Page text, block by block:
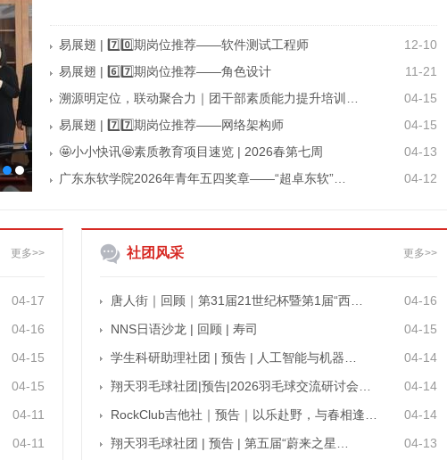
12-10
易展翅 | 7️⃣0️⃣期岗位推荐——软件测试工程师
11-21
易展翅 | 6️⃣7️⃣期岗位推荐——角色设计
04-15
溯源明定位，联动聚合力｜团干部素质能力提升培训…
04-15
易展翅 | 7️⃣7️⃣期岗位推荐——网络架构师
04-13
🤩小小快讯🤩素质教育项目速览 | 2026春第七周
04-12
广东东软学院2026年青年五四奖章——“超卓东软”…
更多>>
04-17
04-16
04-15
04-15
04-11
04-11
更多>>
社团风采
04-16
唐人街｜回顾｜第31届21世纪杯暨第1届“西…
04-15
NNS日语沙龙 | 回顾 | 寿司
04-14
学生科研助理社团 | 预告 | 人工智能与机器…
04-14
翔天羽毛球社团|预告|2026羽毛球交流研讨会…
04-14
RockClub吉他社｜预告｜以乐赴野，与春相逢…
04-13
翔天羽毛球社团 | 预告 | 第五届“蔚来之星…